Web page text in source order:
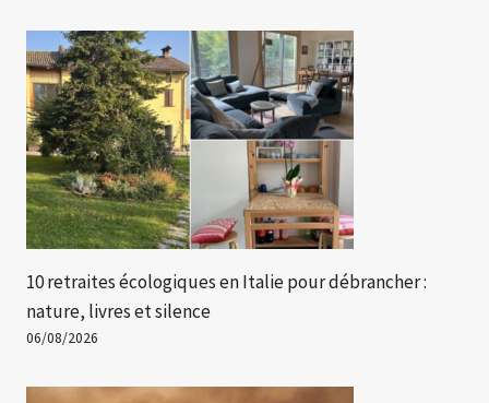
10 retraites écologiques en Italie pour débrancher :
nature, livres et silence
06/08/2026